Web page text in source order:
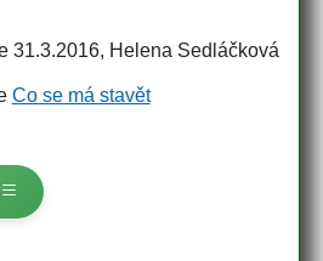
31.3.2016, Helena Sedláčková
Co se má stavět